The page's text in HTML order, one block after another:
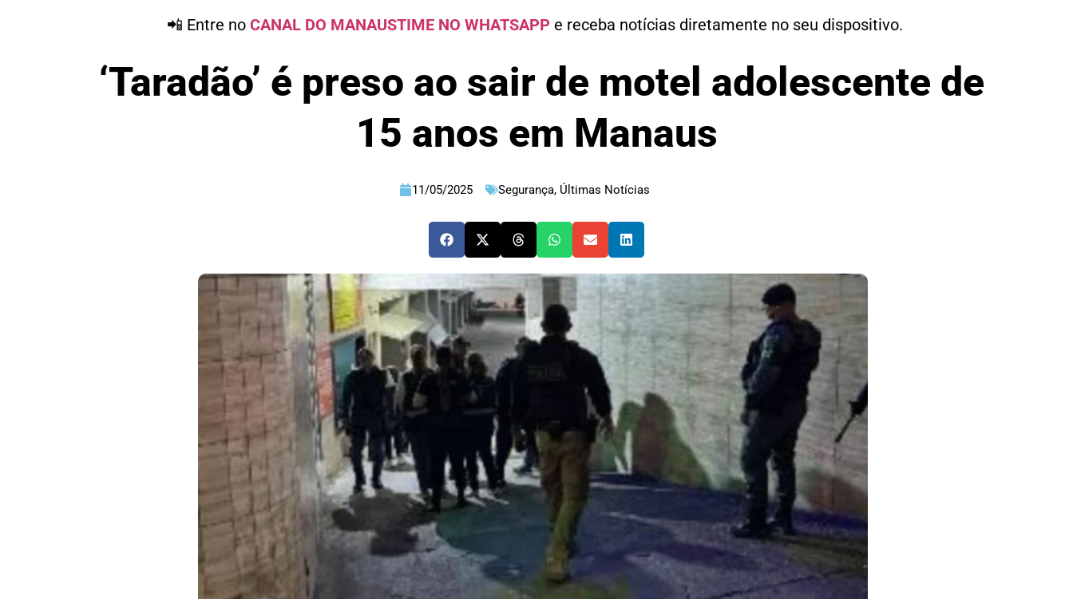
📲 Entre no CANAL DO MANAUSTIME NO WHATSAPP e receba notícias diretamente no seu dispositivo.
‘Taradão’ é preso ao sair de motel adolescente de
15 anos em Manaus
11/05/2025 Segurança, Últimas Notícias